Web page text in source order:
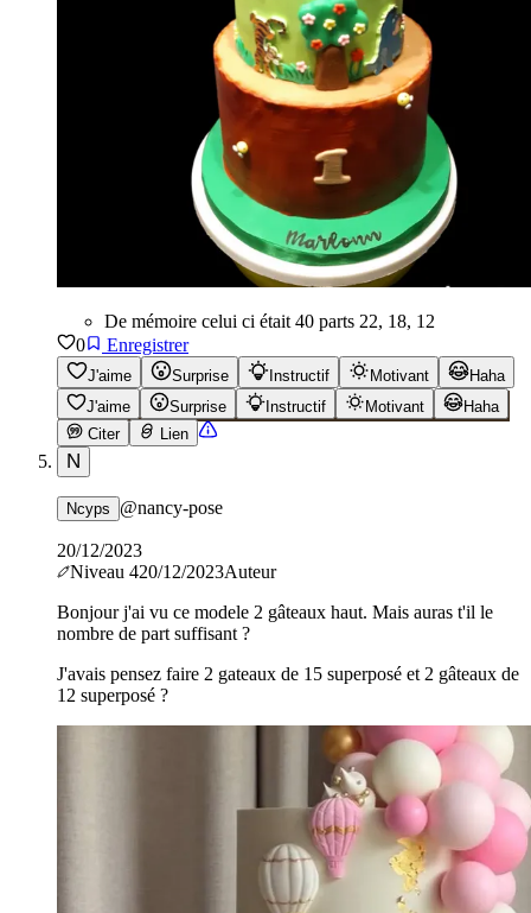
De mémoire celui ci était 40 parts 22, 18, 12
0
Enregistrer
J'aime Surprise Instructif Motivant
Haha
J'aime
Surprise Instructif Motivant
Haha
Citer
Lien
N
Ncyps @nancy-pose
20/12/2023
Niveau 420/12/2023Auteur
Bonjour j'ai vu ce modele 2 gâteaux haut. Mais auras t'il le
nombre de part suffisant ?
J'avais pensez faire 2 gateaux de 15 superposé et 2 gâteaux de
12 superposé ?